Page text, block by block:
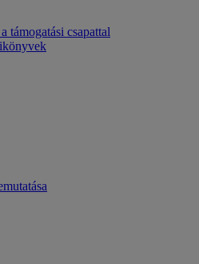
támogatási csapattal